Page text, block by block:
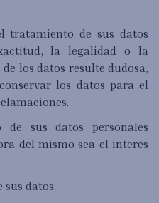
de sus datos
la legalidad o la
los datos resulte dudosa,
los datos para el
de sus datos personales
del mismo sea el interés
datos.